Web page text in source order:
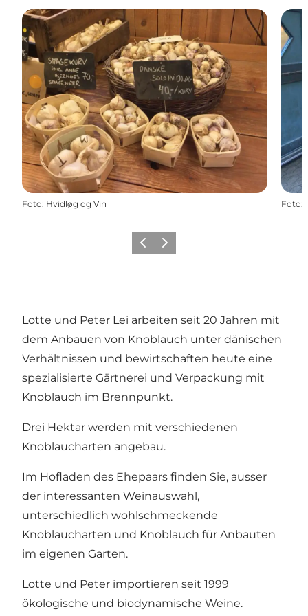
Foto: Hvidløg og Vin Foto:
ZurückWeiter
Lotte und Peter Lei arbeiten seit 20 Jahren mit
dem Anbauen von Knoblauch unter dänischen
Verhältnissen und bewirtschaften heute eine
spezialisierte Gärtnerei und Verpackung mit
Knoblauch im Brennpunkt.
Drei Hektar werden mit verschiedenen
Knoblaucharten angebau.
Im Hofladen des Ehepaars finden Sie, ausser
der interessanten Weinauswahl,
unterschiedlich wohlschmeckende
Knoblaucharten und Knoblauch für Anbauten
im eigenen Garten.
Lotte und Peter importieren seit 1999
ökologische und biodynamische Weine.